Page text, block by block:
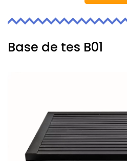
Base de tes B01